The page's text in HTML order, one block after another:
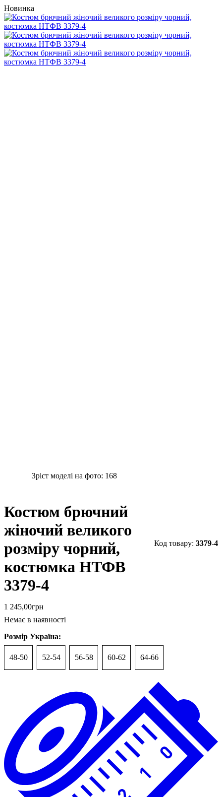
Новинка
Зріст моделі на фото: 168
Костюм брючний
жіночий великого
розміру чорний,
костюмка НТФВ
3379-4
3379-4
1 245,00грн
Немає в наявності
Розмір Україна:
48-50 52-54 56-58 60-62 64-66